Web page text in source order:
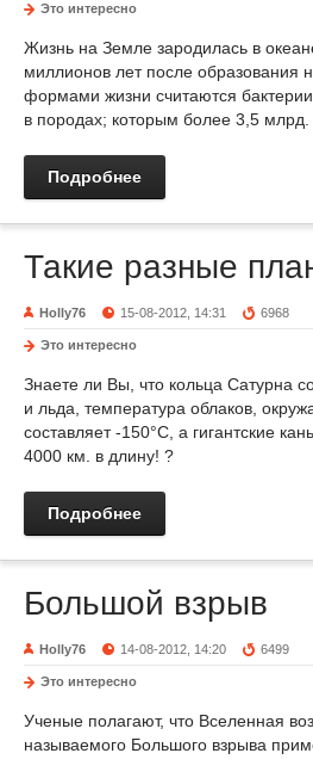
Это интересно
Жизнь на Земле зародилась в
миллионов лет после
формами жизни считаются
в породах; которым более 3,5 млрд.
Подробнее
Такие разные
Holly76 15-08-2012, 14:31 6968
Это интересно
Знаете ли Вы, что кольца Сатурна
и льда, температура облаков,
составля­ет -150°С, а гигантские
4000 км. в длину! ?
Подробнее
Большой взрыв
Holly76 14-08-2012, 14:20 6499
Это интересно
Ученые полагают, что Вселенная
называе­мого Большого взрыва